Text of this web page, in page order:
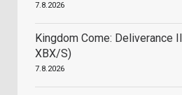
7.8.2026
Kingdom Come: Deliverance
XBX/S)
7.8.2026